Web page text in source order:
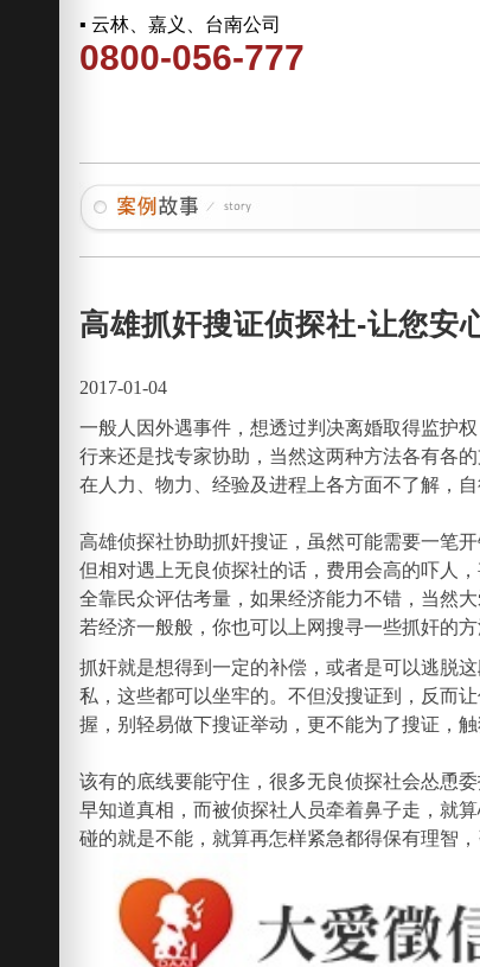
▪ 云林、嘉义、台南公司
0800-056-777
高雄抓奸搜证侦探社-让您安
2017-01-04
一般人因外遇事件，想透过判决离婚取得监护
行来还是找专家协助，当然这两种方法各有各
在人力、物力、经验及进程上各方面不了解，自
高雄侦探社协助抓奸搜证，虽然可能需要一笔
但相对遇上无良侦探社的话，费用会高的吓人
全靠民众评估考量，如果经济能力不错，当然
若经济一般般，你也可以上网搜寻一些抓奸的
抓奸就是想得到一定的补偿，或者是可以逃脱
私，这些都可以坐牢的。不但没搜证到，反而
握，别轻易做下搜证举动，更不能为了搜证，触
该有的底线要能守住，很多无良侦探社会怂恿
早知道真相，而被侦探社人员牵着鼻子走，就
碰的就是不能，就算再怎样紧急都得保有理智